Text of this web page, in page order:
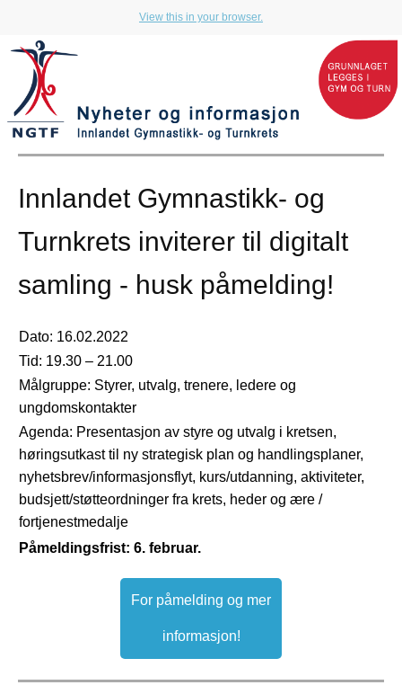
View this in your browser.
Innlandet Gymnastikk- og
Turnkrets inviterer til digitalt
samling - husk påmelding!
Dato: 16.02.2022
Tid: 19.30 – 21.00
Målgruppe: Styrer, utvalg, trenere, ledere og
ungdomskontakter
Agenda: Presentasjon av styre og utvalg i kretsen,
høringsutkast til ny strategisk plan og handlingsplaner,
nyhetsbrev/informasjonsflyt, kurs/utdanning, aktiviteter,
budsjett/støtteordninger fra krets, heder og ære /
fortjenestmedalje
Påmeldingsfrist: 6. februar.
For påmelding og mer
informasjon!